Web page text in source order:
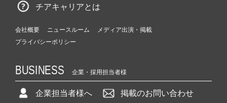
チアキャリアとは
会社概要 ニュースルーム
メディア出演・掲載
プライバシーポリシー
BUSINESS 企業・採用担当者様
企業担当者様へ 掲載のお問い合わせ